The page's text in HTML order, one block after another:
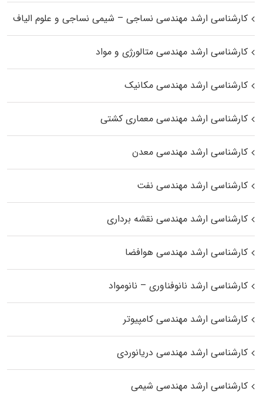
کارشناسی ارشد مهندسی نساجی – شیمی نساجی و علوم الیاف
کارشناسی ارشد مهندسی متالورژی و مواد
کارشناسی ارشد مهندسی مکانیک
کارشناسی ارشد مهندسی معماری کشتی
کارشناسی ارشد مهندسی معدن
کارشناسی ارشد مهندسی نفت
کارشناسی ارشد مهندسی نقشه برداری
کارشناسی ارشد مهندسی هوافضا
کارشناسی ارشد نانوفناوری – نانومواد
کارشناسی ارشد مهندسی کامپیوتر
کارشناسی ارشد مهندسی دریانوردی
کارشناسی ارشد مهندسی شیمی